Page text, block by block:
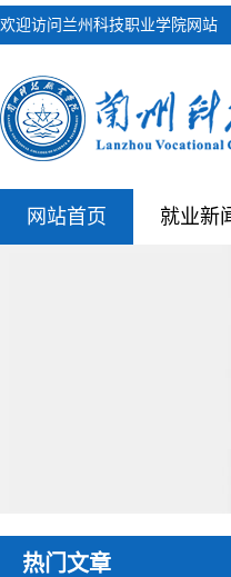
欢迎访问兰州科技职业学院网站
网站首页 就业新
热门文章